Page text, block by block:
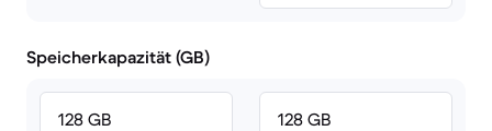
Speicherkapazität (GB)
128 GB 128 GB